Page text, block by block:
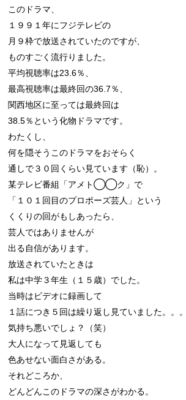
このドラマ、
１９９１年にフジテレビの
月９枠で放送されていたのですが、
ものすごく流行りました。
平均視聴率は23.6％、
最高視聴率は最終回の36.7％、
関西地区に至っては最終回は
38.5％という化物ドラマです。
わたくし、
何を隠そうこのドラマをおそらく
通しで３０回くらい見ています（恥）。
某テレビ番組「アメト◯◯ク」で
「１０１回目のプロポーズ芸人」という
くくりの回がもしあったら、
芸人ではありませんが
出る自信があります。
放送されていたときは
私は中学３年生（１５歳）でした。
当時はビデオに録画して
１話につき５回は繰り返し見ていました。。。
気持ち悪いでしょ？（笑）
大人になって見返しても
色あせない面白さがある。
それどころか、
どんどんこのドラマの深さがわかる。